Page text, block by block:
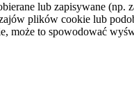
lub zapisywane
plików cookie lub
to spowodować